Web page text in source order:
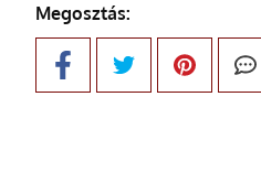
Megosztás: